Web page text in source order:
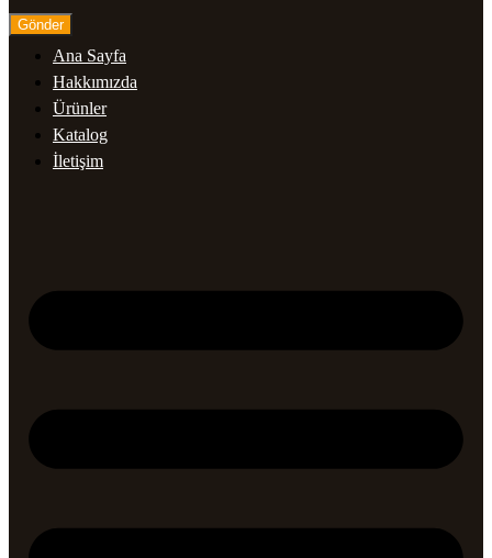
Gönder
Ana Sayfa
Hakkımızda
Ürünler
Katalog
İletişim